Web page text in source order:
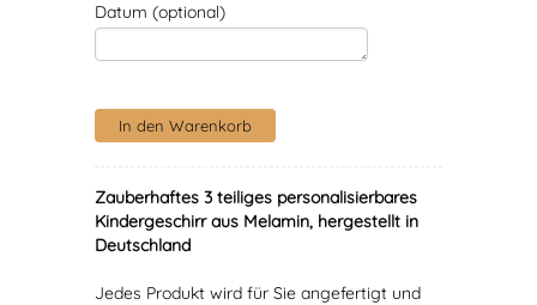
Datum (optional)
Zauberhaftes 3 teiliges personalisierbares
Kindergeschirr aus Melamin, hergestellt in
Deutschland
Jedes Produkt wird für Sie angefertigt und